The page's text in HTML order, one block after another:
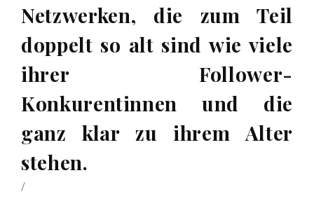
Netzwerken, die zum Teil
doppelt so alt sind wie viele
ihrer Follower-
Konkurentinnen und die
ganz klar zu ihrem Alter
stehen.
/